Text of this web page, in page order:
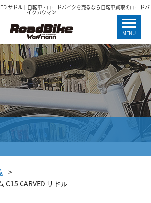
サドル｜自転車・ロードバイクを売るなら自転車買取のロードバ
イクカウマン
MENU
C15 CARVED サドル